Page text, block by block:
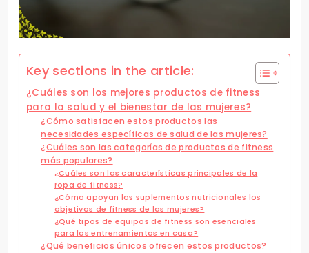
Key sections in the article:
¿Cuáles son los mejores productos de fitness
para la salud y el bienestar de las mujeres?
¿Cómo satisfacen estos productos las
necesidades específicas de salud de las mujeres?
¿Cuáles son las categorías de productos de fitness
más populares?
¿Cuáles son las características principales de la
ropa de fitness?
¿Cómo apoyan los suplementos nutricionales los
objetivos de fitness de las mujeres?
¿Qué tipos de equipos de fitness son esenciales
para los entrenamientos en casa?
¿Qué beneficios únicos ofrecen estos productos?